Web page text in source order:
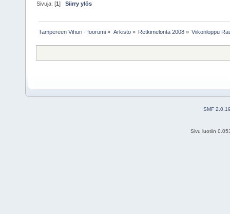
Sivuja: [1]Siirry ylös
Tampereen Vihuri - foorumi » Arkisto» Retkimelonta 2008» Viikonloppu
SMF
Sivu luotiin